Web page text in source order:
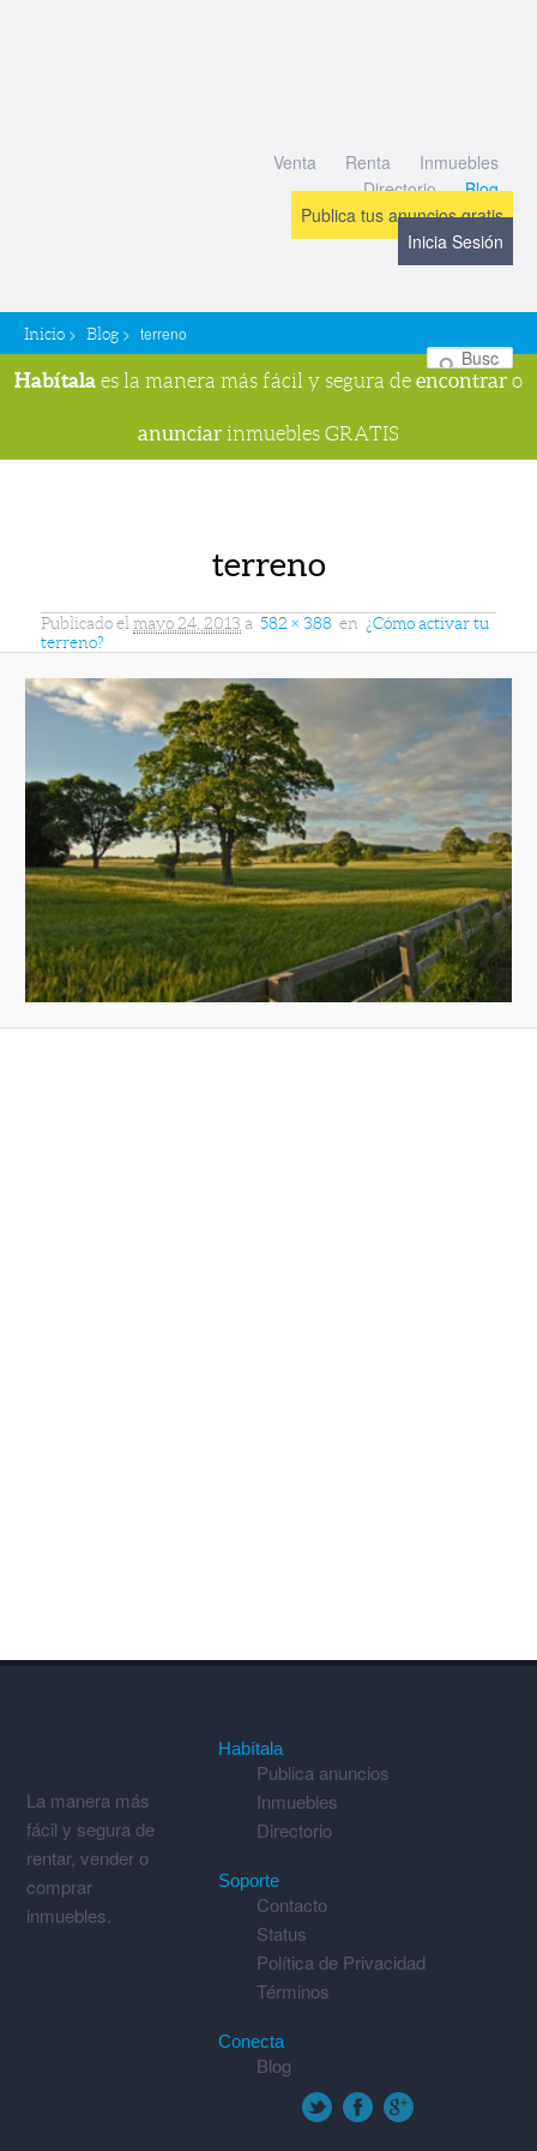
Venta Renta
Inmuebles
Directorio
Blog
Publica tus anuncios gratis
Inicia Sesión
Inicio > Blog > terreno
Habítala es la manera más fácil y segura de encontrar o
anunciar inmuebles GRATIS
terreno
Publicado el mayo 24, 2013 a 582 × 388 en ¿Cómo activar tu
terreno?
La manera más
fácil y segura de
rentar, vender o
comprar
inmuebles.
Habítala
Publica anuncios
Inmuebles
Directorio
Soporte
Contacto
Status
Política de Privacidad
Términos
Conecta
Blog